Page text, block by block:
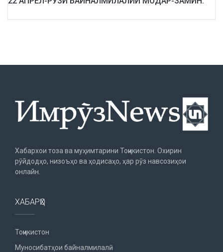
Хабархои тоза ва муҳимтарини Тоҷикистон. Охирин
рӯйдодҳо, низоъҳо ва ҳодисаҳо, ҳар рӯз навсозиҳои
онлайн.
ХАБАРҲО
Тоҷикистон
Муносибатҳои байналмилалӣ